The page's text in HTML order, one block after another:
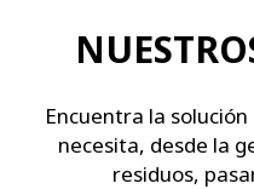
Encuentra la
necesita, desde la
residuos,